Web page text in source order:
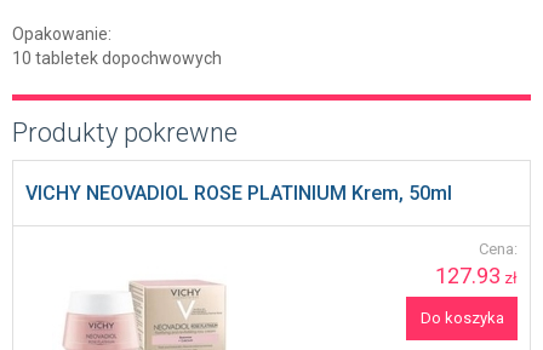
Opakowanie:
10 tabletek dopochwowych
Produkty pokrewne
VICHY NEOVADIOL ROSE PLATINIUM Krem, 50ml
Cena:
127.93 zł
Do koszyka